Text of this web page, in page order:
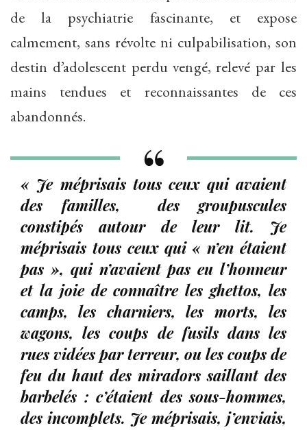
de la psychiatrie fascinante, et expose
calmement, sans révolte ni culpabilisation, son
destin d’adolescent perdu vengé, relevé par les
mains tendues et reconnaissantes de ces
abandonnés.
« Je méprisais tous ceux qui avaient
des familles, des groupuscules
constipés autour de leur lit. Je
méprisais tous ceux qui « n’en étaient
pas », qui n’avaient pas eu l’honneur
et la joie de connaître les ghettos, les
camps, les charniers, les morts, les
wagons, les coups de fusils dans les
rues vidées par terreur, ou les coups de
feu du haut des miradors saillant des
barbelés : c’étaient des sous-hommes,
des incomplets. Je méprisais, j’enviais,